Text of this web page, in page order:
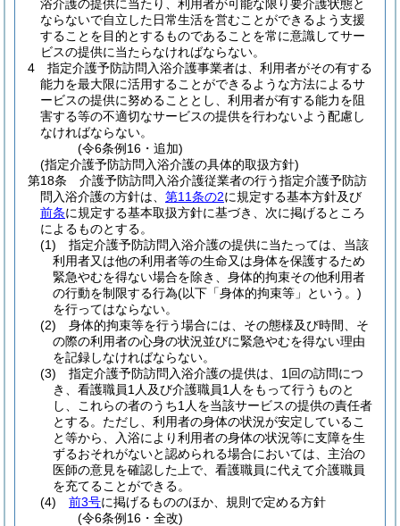
浴介護の提供に当たり、利用者が可能な限り要介護状態と
ならないで自立した日常生活を営むことができるよう支援
することを目的とするものであることを常に意識してサー
ビスの提供に当たらなければならない。
4
指定介護予防訪問入浴介護事業者は、利用者がその有する
能力を最大限に活用することができるような方法によるサ
ービスの提供に努めることとし、利用者が有する能力を阻
害する等の不適切なサービスの提供を行わないよう配慮し
なければならない。
(令6条例16・追加)
(指定介護予防訪問入浴介護の具体的取扱方針)
第18条
介護予防訪問入浴介護従業者の行う指定介護予防訪
問入浴介護の方針は、 第11条の2に規定する基本方針及び
前条に規定する基本取扱方針に基づき、次に掲げるところ
によるものとする。
(1)
指定介護予防訪問入浴介護の提供に当たっては、当該
利用者又は他の利用者等の生命又は身体を保護するため
緊急やむを得ない場合を除き、身体的拘束その他利用者
の行動を制限する行為(以下「身体的拘束等」という。)
を行ってはならない。
(2)
身体的拘束等を行う場合には、その態様及び時間、そ
の際の利用者の心身の状況並びに緊急やむを得ない理由
を記録しなければならない。
(3)
指定介護予防訪問入浴介護の提供は、1回の訪問につ
き、看護職員1人及び介護職員1人をもって行うものと
し、これらの者のうち1人を当該サービスの提供の責任者
とする。 ただし、利用者の身体の状況が安定しているこ
と等から、入浴により利用者の身体の状況等に支障を生
ずるおそれがないと認められる場合においては、主治の
医師の意見を確認した上で、看護職員に代えて介護職員
を充てることができる。
(4)
前3号に掲げるもののほか、規則で定める方針
(令6条例16・全改)